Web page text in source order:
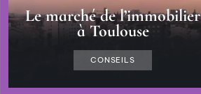
Le marché de l’immobilier
à Toulouse
CONSEILS